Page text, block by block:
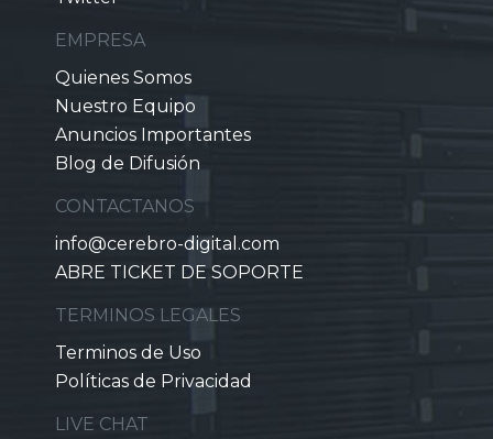
EMPRESA
Quienes Somos
Nuestro Equipo
Anuncios Importantes
Blog de Difusión
CONTACTANOS
info@cerebro-digital.com
ABRE TICKET DE SOPORTE
TERMINOS LEGALES
Terminos de Uso
Políticas de Privacidad
LIVE CHAT